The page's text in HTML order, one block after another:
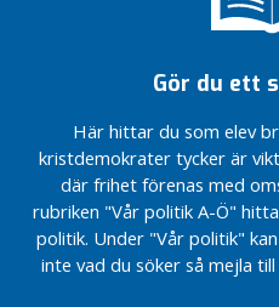
Gör du ett
Här hittar du som elev
kristdemokrater tycker är
där frihet förenas med
rubriken "Vår politik A-Ö"
politik. Under "Vår politik"
inte vad du söker så mejla